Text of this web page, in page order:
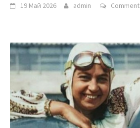
19 Май 2026 admin Comment